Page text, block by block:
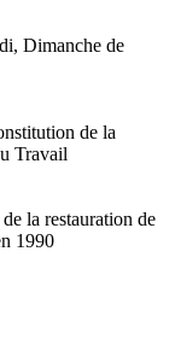
Dimanche de
de la
Travail
la restauration de
1990